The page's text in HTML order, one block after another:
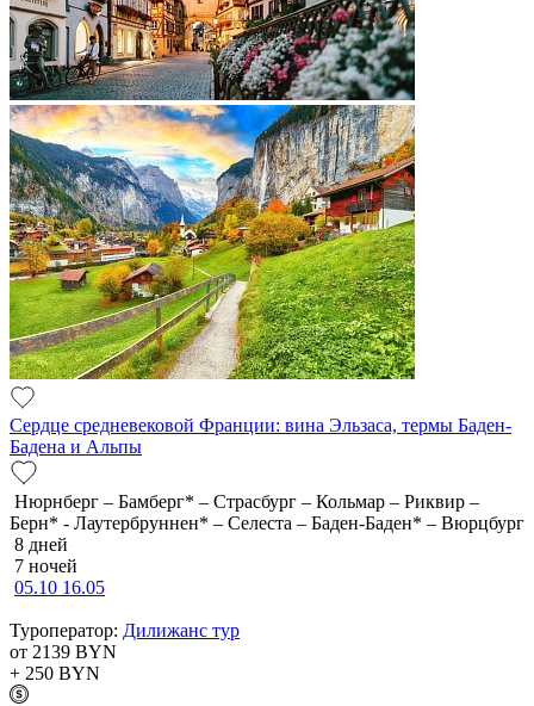
Сердце средневековой Франции: вина Эльзаса, термы Баден-
Бадена и Альпы
Нюрнберг – Бамберг* – Страсбург – Кольмар – Риквир –
Берн* - Лаутербруннен* – Селеста – Баден-Баден* – Вюрцбург
8 дней
7 ночей
05.10 16.05
Туроператор: Дилижанс тур
от 2139 BYN
+ 250 BYN